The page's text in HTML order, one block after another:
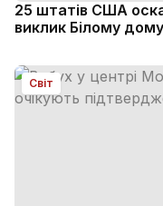
25 штатів США
виклик Білому дому
Світ